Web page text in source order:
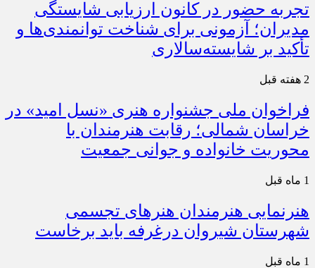
تجربه حضور در کانون ارزیابی شایستگی
مدیران؛ آزمونی برای شناخت توانمندی‌ها و
تأکید بر شایسته‌سالاری
2 هفته قبل
فراخوان ملی جشنواره هنری «نسل امید» در
خراسان شمالی؛ رقابت هنرمندان با
محوریت خانواده و جوانی جمعیت
1 ماه قبل
هنرنمایی هنرمندان هنرهای تجسمی
شهرستان شیروان درغرفه باید برخاست
1 ماه قبل